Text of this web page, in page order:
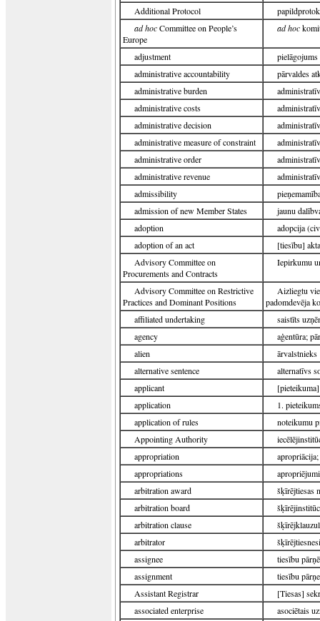
Additional Protocol
ad hocCommittee on People’s
Europe
ad hoc
adjustment
pielāgojums
administrative accountability
pārvaldes
administrative burden
administrative costs
administrative decision
administrative measure of constraint
administrative order
administrative revenue
admissibility
admission of new Member States
jaunu
adoption
adopcija
adoption of an act
[tiesību]
Advisory Committee on
Procurements and Contracts
Iepirkumu
Advisory Committee on Restrictive
Practices and Dominant Positions
Aizliegtu
padomdevēja
affiliated undertaking
saistīts
agency
aģentūra;
alien
ārvalstnieks
alternative sentence
alternatīvs
applicant
application
1.
application of rules
noteikumu
Appointing Authority
appropriation
appropriations
apropriējumi
arbitration award
šķīrējtiesas
arbitration board
arbitration clause
arbitrator
assignee
tiesību
assignment
tiesību
Assistant Registrar
[Tiesas]
associated enterprise
asociētais